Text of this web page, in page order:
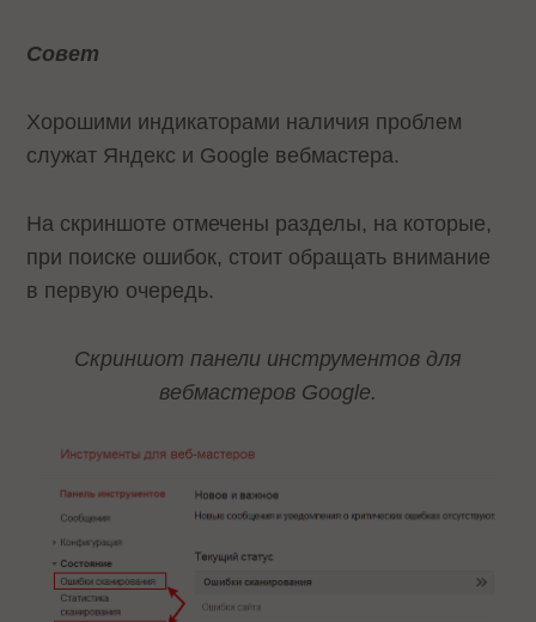
Совет
Хорошими индикаторами наличия проблем
служат Яндекс и Google вебмастера.
На скриншоте отмечены разделы, на которые,
при поиске ошибок, стоит обращать внимание
в первую очередь.
Скриншот панели инструментов для
вебмастеров Google.